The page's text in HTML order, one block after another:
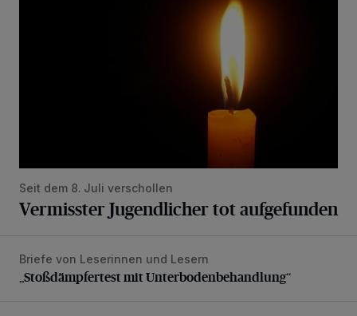
Seit dem 8. Juli verschollen
Vermisster Jugendlicher tot aufgefunden
„Stoßdämpfertest mit Unterbodenbehandlung“
Briefe von Leserinnen und Lesern
„Stoßdämpfertest mit Unterbodenbehandlung“